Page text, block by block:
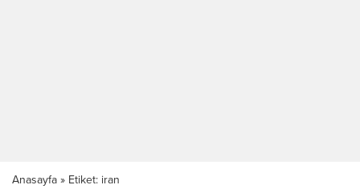
Anasayfa » Etiket: iran